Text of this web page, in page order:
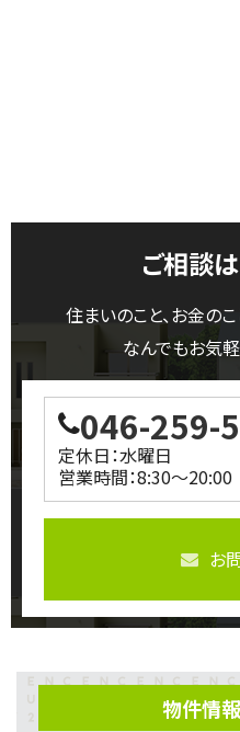
ご相談
住まいのこと、お金の
なんでもお気
046-259-
定休日：水曜日
営業時間：8:30～20:00
お
物件情